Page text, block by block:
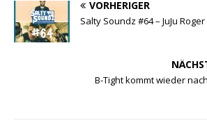
A
p
a
o
o
VORHERIGER
Salty Soundz #64 – JuJu
B-Tight kommt wieder